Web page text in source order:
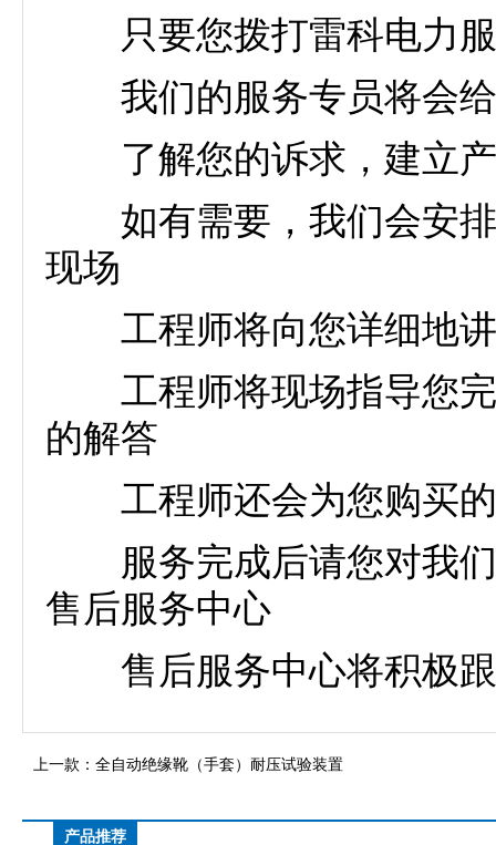
只要您拨打雷科电力服
我们的服务专员将会给
了解您的诉求，建立产
如有需要，我们会安排
现场
工程师将向您详细地讲
工程师将现场指导您完
的解答
工程师还会为您购买的
服务完成后请您对我们
售后服务中心
售后服务中心将积极跟
上一款： 全自动绝缘靴（手套）耐压试验装置
产品推荐